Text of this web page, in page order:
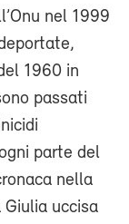
nel 1999
1960 in
passati
parte del
nella
uccisa